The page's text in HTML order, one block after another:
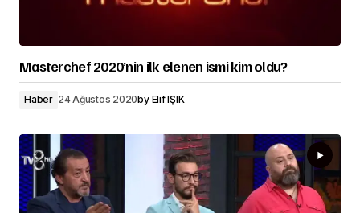
Masterchef 2020’nin ilk elenen ismi kim oldu?
Haber 24 Ağustos 2020by Elif IŞIK